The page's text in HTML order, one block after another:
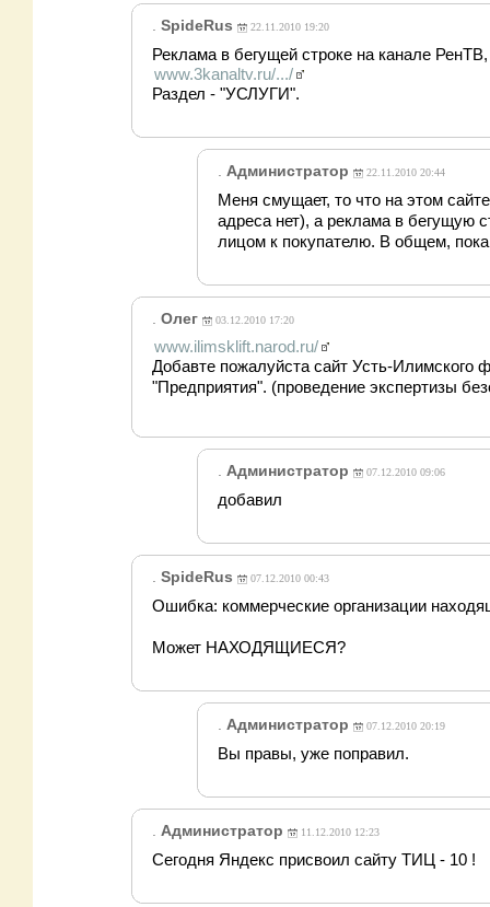
SpideRus 22.11.2010 19:20
Реклама в бегущей строке на канале
www.3kanaltv.ru/.../
Раздел - "УСЛУГИ".
Администратор 22.11.2010 20:44
Меня смущает, то что на этом
адреса нет), а реклама в бегущую
лицом к покупателю. В общем,
Олег 03.12.2010 17:20
www.ilimsklift.narod.ru/
Добавте пожалуйста сайт Усть-Илимского
"Предприятия". (проведение экспертизы
Администратор 07.12.2010 09:06
добавил
SpideRus 07.12.2010 00:43
Ошибка: коммерческие организации
Может НАХОДЯЩИЕСЯ?
Администратор 07.12.2010 20:19
Вы правы, уже поправил.
Администратор 11.12.2010 12:23
Сегодня Яндекс присвоил сайту ТИЦ - 10 !